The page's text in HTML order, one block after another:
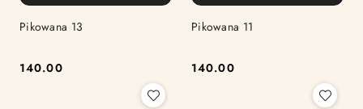
Pikowana 13
Cena:
140.00
Pikowana 11
Cena:
140.00